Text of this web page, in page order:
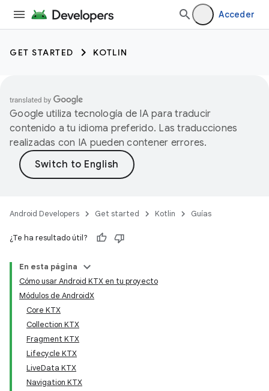
Acceder
GET STARTED KOTLIN
Google utiliza tecnología de IA para traducir
contenido a tu idioma preferido. Las traducciones
realizadas con IA pueden contener errores.
Android Developers Get started Kotlin Guías
¿Te ha resultado útil?
En esta página
Cómo usar Android KTX en tu proyecto
Módulos de AndroidX
Core KTX
Collection KTX
Fragment KTX
Lifecycle KTX
LiveData KTX
Navigation KTX